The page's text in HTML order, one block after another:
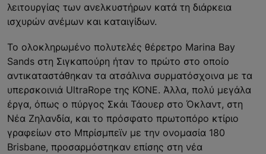
λειτουργίας των ανελκυστήρων κατά τη διάρκεια
ισχυρών ανέμων και καταιγίδων.
Το ολοκληρωμένο πολυτελές θέρετρο Marina Bay
Sands στη Σιγκαπούρη ήταν το πρώτο στο οποίο
αντικαταστάθηκαν τα ατσάλινα συρματόσχοινα με τα
υπερσκοινιά UltraRope της ΚΟΝΕ. Άλλα, πολύ μεγάλα
έργα, όπως ο πύργος Σκάι Τάουερ στο Όκλαντ, στη
Νέα Ζηλανδία, και το πρόσφατο πρωτοπόρο κτίριο
γραφείων στο Μπρίσμπεϊν με την ονομασία 180
Brisbane, προσαρμόστηκαν επίσης στη νέα